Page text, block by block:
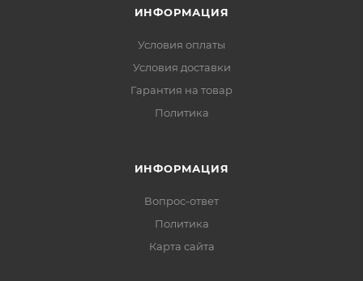
ИНФОРМАЦИЯ
Условия оплаты
Условия доставки
Гарантия на товар
Политика
ИНФОРМАЦИЯ
Вопрос-ответ
Политика
Карта сайта